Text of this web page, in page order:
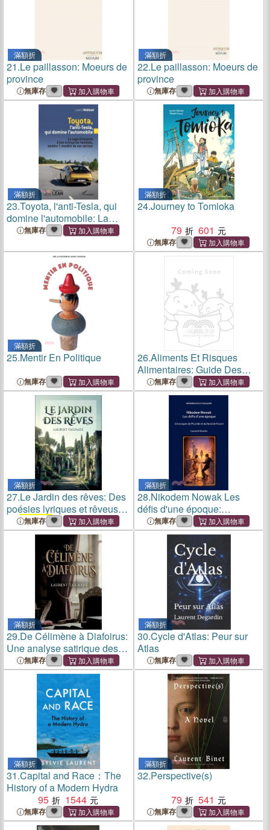
滿額折
21.Le paillasson: Moeurs de
province
無庫存
滿額折
22.Le paillasson: Moeurs de
province
無庫存
滿額折
23.Toyota, l'anti-Tesla, qui
domine l'automobile: La
saga étonnante d'une
1 mondial de son secteur
無庫存
滿額折
24.Journey to Tomioka
79
601
無庫存
滿額折
25.Mentir En Politique
無庫存
26.Aliments Et Risques
Alimentaires: Guide Des
Principes Nutritionnels Et
Des Enjeux de Sécurité
Sanitaire Des Aliments
無庫存
滿額折
27.Le Jardin des rêves: Des
poésies lyriques et rêveuses
deLaurentTailhade,
explorant l'amour, la beauté
et la nostalgie à travers des
vers raffinés et
無庫存
滿額折
28.Nikodem Nowak Les
défis d'une époque:
Chroniques de Picardie et
du Nord de France
無庫存
滿額折
29.De Célimène à Diafoirus:
Une analyse satirique des
moeurs à travers Molière par
LaurentTailhade.
無庫存
滿額折
30.Cycle d'Atlas: Peur sur
Atlas
無庫存
滿額折
31.Capital and Race：The
History of a Modern Hydra
95
1544
無庫存
滿額折
32.Perspective(s)
79
541
無庫存